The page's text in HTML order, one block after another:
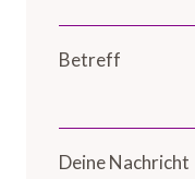
Betreff
Deine Nachricht